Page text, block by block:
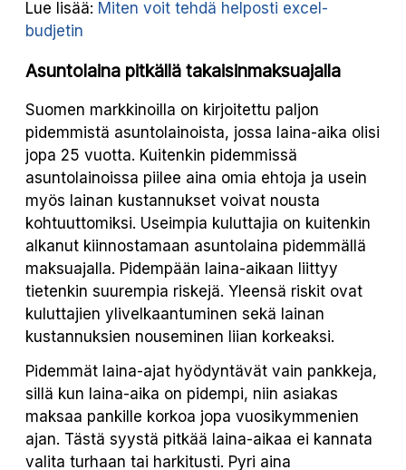
Lue lisää: Miten voit tehdä helposti excel-
budjetin
Asuntolaina pitkällä takaisinmaksuajalla
Suomen markkinoilla on kirjoitettu paljon
pidemmistä asuntolainoista, jossa laina-aika olisi
jopa 25 vuotta. Kuitenkin pidemmissä
asuntolainoissa piilee aina omia ehtoja ja usein
myös lainan kustannukset voivat nousta
kohtuuttomiksi. Useimpia kuluttajia on kuitenkin
alkanut kiinnostamaan asuntolaina pidemmällä
maksuajalla. Pidempään laina-aikaan liittyy
tietenkin suurempia riskejä. Yleensä riskit ovat
kuluttajien ylivelkaantuminen sekä lainan
kustannuksien nouseminen liian korkeaksi.
Pidemmät laina-ajat hyödyntävät vain pankkeja,
sillä kun laina-aika on pidempi, niin asiakas
maksaa pankille korkoa jopa vuosikymmenien
ajan. Tästä syystä pitkää laina-aikaa ei kannata
valita turhaan tai harkitusti. Pyri aina